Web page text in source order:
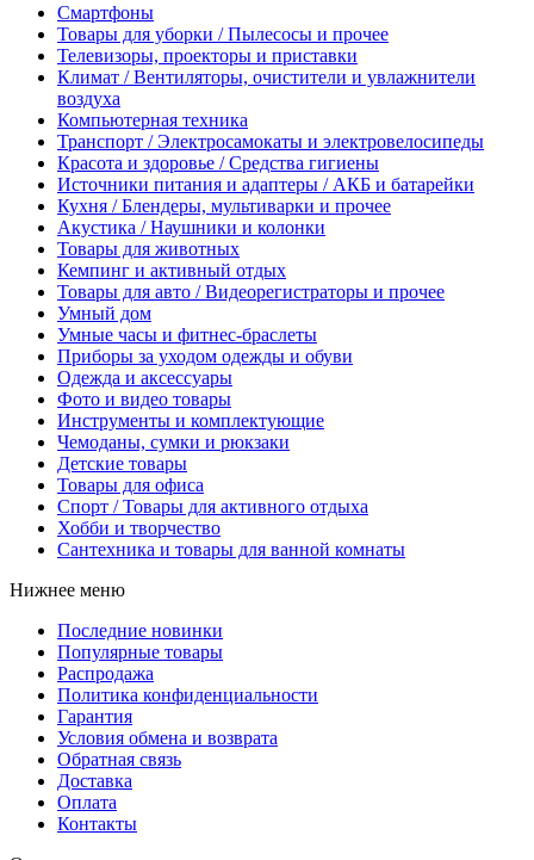
Смартфоны
Товары для уборки / Пылесосы и прочее
Телевизоры, проекторы и приставки
Климат / Вентиляторы, очистители и увлажнители
воздуха
Компьютерная техника
Транспорт / Электросамокаты и электровелосипеды
Красота и здоровье / Средства гигиены
Источники питания и адаптеры / АКБ и батарейки
Кухня / Блендеры, мультиварки и прочее
Акустика / Наушники и колонки
Товары для животных
Кемпинг и активный отдых
Товары для авто / Видеорегистраторы и прочее
Умный дом
Умные часы и фитнес-браслеты
Приборы за уходом одежды и обуви
Одежда и аксессуары
Фото и видео товары
Инструменты и комплектующие
Чемоданы, сумки и рюкзаки
Детские товары
Товары для офиса
Спорт / Товары для активного отдыха
Хобби и творчество
Сантехника и товары для ванной комнаты
Нижнее меню
Последние новинки
Популярные товары
Распродажа
Политика конфиденциальности
Гарантия
Условия обмена и возврата
Обратная связь
Доставка
Оплата
Контакты